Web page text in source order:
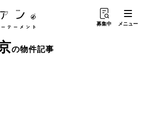
募集中 メニュー
の物件記事